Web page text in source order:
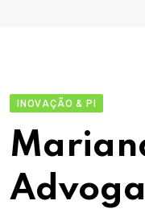
INOVAÇÃO & PI